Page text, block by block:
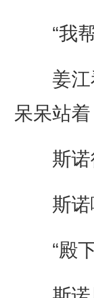
“我帮
姜江看
呆呆站着
斯诺很
斯诺嘴
“殿下